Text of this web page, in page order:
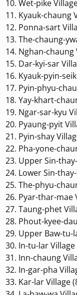
Wet-pike
Kyauk-chaung
Ponna-sart
The-chaung-
Nghan-chaung
Dar-kyi-sar
Kyauk-pyin-
Pyin-phyu-
Yay-khart-
Ngar-sar-kyu
Pyaung-pyit
Pyin-shay
Pha-yone-
Upper Sin-
Lower Sin-
The-phyu-
Pyar-thar-mae
Taung-phet
Phout-kyee-
Upper Baw-tu-
In-tu-lar
Inn-chaung
In-gar-pha
Kar-lar Village